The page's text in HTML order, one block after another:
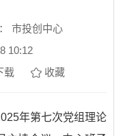
市投创中心
10:12
载 收藏
年第七次党组理论